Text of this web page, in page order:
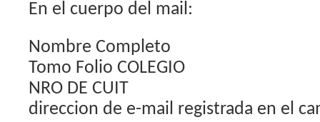
En el cuerpo del mail:
Nombre Completo
Tomo Folio COLEGIO
NRO DE CUIT
direccion de e-mail registrada en el